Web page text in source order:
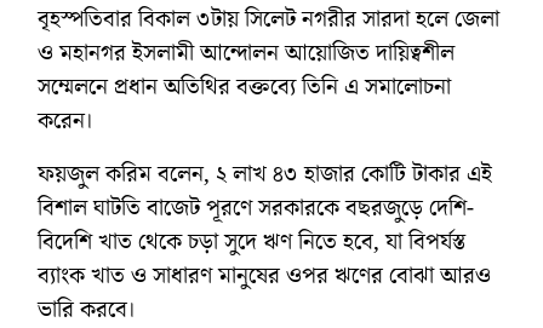
বৃহস্পতিবার বিকাল ৩টায় সিলেট নগরীর সারদা হলে জেলা
ও মহানগর ইসলামী আন্দোলন আয়োজিত দায়িত্বশীল
সম্মেলনে প্রধান অতিথির বক্তব্যে তিনি এ সমালোচনা
করেন।
ফয়জুল করিম বলেন, ২ লাখ ৪৩ হাজার কোটি টাকার এই
বিশাল ঘাটতি বাজেট পূরণে সরকারকে বছরজুড়ে দেশি-
বিদেশি খাত থেকে চড়া সুদে ঋণ নিতে হবে, যা বিপর্যস্ত
ব্যাংক খাত ও সাধারণ মানুষের ওপর ঋণের বোঝা আরও
ভারি করবে।